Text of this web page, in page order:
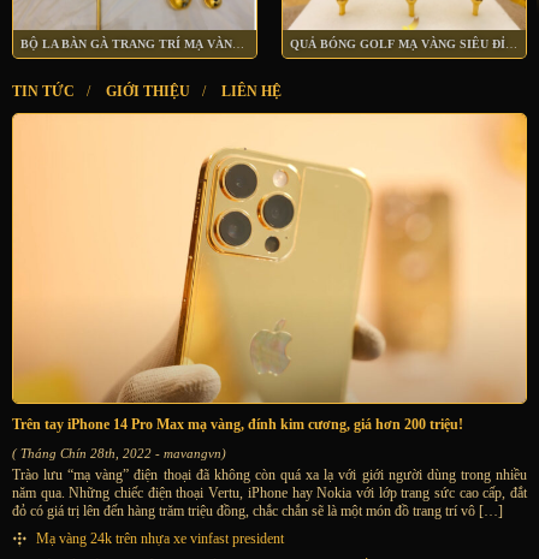
BỘ LA BÀN GÀ TRANG TRÍ MẠ VÀNG 24K QUẢ BÓNG GOLF MẠ VÀNG SIÊU ĐỈNH
TIN TỨC / GIỚI THIỆU / LIÊN HỆ
Trên tay iPhone 14 Pro Max mạ vàng, đính kim cương, giá hơn 200 triệu!
( Tháng Chín 28th, 2022 - mavangvn)
Trào lưu “mạ vàng” điện thoại đã không còn quá xa lạ với giới người dùng trong nhiều
năm qua. Những chiếc điện thoại Vertu, iPhone hay Nokia với lớp trang sức cao cấp, đắt
đỏ có giá trị lên đến hàng trăm triệu đồng, chắc chắn sẽ là một món đồ trang trí vô […]
Mạ vàng 24k trên nhựa xe vinfast president